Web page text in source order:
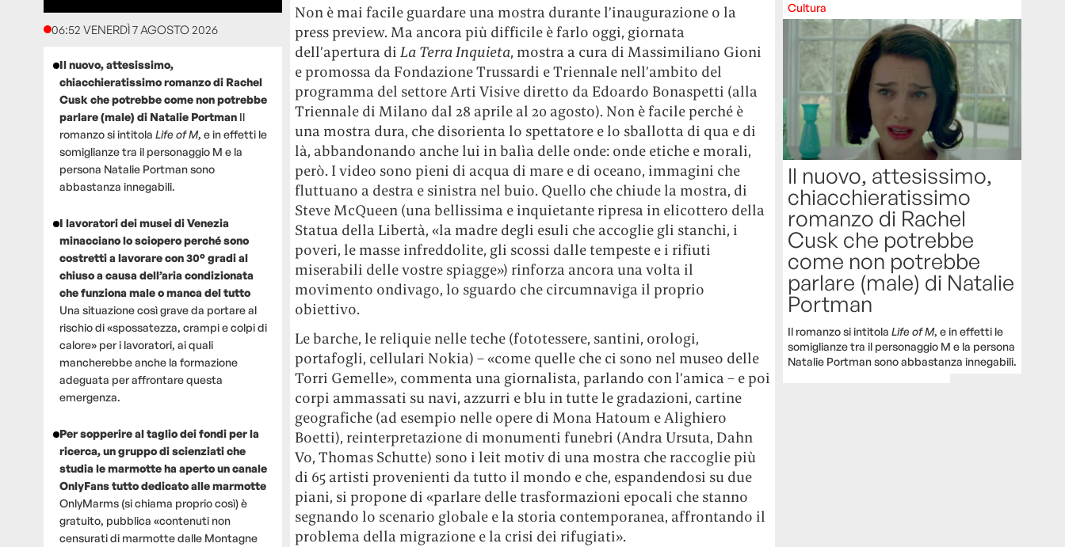
06:52 VENERDÌ 7 AGOSTO 2026
Il nuovo, attesissimo,
chiacchieratissimo romanzo di Rachel
Cusk che potrebbe come non potrebbe
parlare (male) di Natalie Portman Il
romanzo si intitola Life of M, e in effetti le
somiglianze tra il personaggio M e la
persona Natalie Portman sono
abbastanza innegabili.
I lavoratori dei musei di Venezia
minacciano lo sciopero perché sono
costretti a lavorare con 30° gradi al
chiuso a causa dell’aria condizionata
che funziona male o manca del tutto
Una situazione così grave da portare al
rischio di «spossatezza, crampi e colpi di
calore» per i lavoratori, ai quali
mancherebbe anche la formazione
adeguata per affrontare questa
emergenza.
Per sopperire al taglio dei fondi per la
ricerca, un gruppo di scienziati che
studia le marmotte ha aperto un canale
OnlyFans tutto dedicato alle marmotte
OnlyMarms (si chiama proprio così) è
gratuito, pubblica «contenuti non
censurati di marmotte dalle Montagne
Non è mai facile guardare una mostra durante l’inaugurazione o la
press preview. Ma ancora più difficile è farlo oggi, giornata
dell’apertura di La Terra Inquieta, mostra a cura di Massimiliano Gioni
e promossa da Fondazione Trussardi e Triennale nell’ambito del
programma del settore Arti Visive diretto da Edoardo Bonaspetti (alla
Triennale di Milano dal 28 aprile al 20 agosto). Non è facile perché è
una mostra dura, che disorienta lo spettatore e lo sballotta di qua e di
là, abbandonando anche lui in balìa delle onde: onde etiche e morali,
però. I video sono pieni di acqua di mare e di oceano, immagini che
fluttuano a destra e sinistra nel buio. Quello che chiude la mostra, di
Steve McQueen (una bellissima e inquietante ripresa in elicottero della
Statua della Libertà, «la madre degli esuli che accoglie gli stanchi, i
poveri, le masse infreddolite, gli scossi dalle tempeste e i rifiuti
miserabili delle vostre spiagge») rinforza ancora una volta il
movimento ondivago, lo sguardo che circumnaviga il proprio
obiettivo.
Le barche, le reliquie nelle teche (fototessere, santini, orologi,
portafogli, cellulari Nokia) – «come quelle che ci sono nel museo delle
Torri Gemelle», commenta una giornalista, parlando con l’amica – e poi
corpi ammassati su navi, azzurri e blu in tutte le gradazioni, cartine
geografiche (ad esempio nelle opere di Mona Hatoum e Alighiero
Boetti), reinterpretazione di monumenti funebri (Andra Ursuta, Dahn
Vo, Thomas Schutte) sono i leit motiv di una mostra che raccoglie più
di 65 artisti provenienti da tutto il mondo e che, espandendosi su due
piani, si propone di «parlare delle trasformazioni epocali che stanno
segnando lo scenario globale e la storia contemporanea, affrontando il
problema della migrazione e la crisi dei rifugiati».
Cultura
Il nuovo, attesissimo,
chiacchieratissimo
romanzo di Rachel
Cusk che potrebbe
come non potrebbe
parlare (male) di Natalie
Portman
Il romanzo si intitolaLife of M, e in effetti le
somiglianze tra il personaggio M e la persona
Natalie Portman sono abbastanza innegabili.